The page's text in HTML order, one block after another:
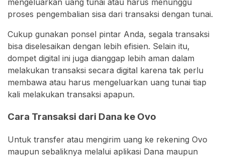
mengeluarkan uang tunai atau harus menunggu
proses pengembalian sisa dari transaksi dengan tunai.
Cukup gunakan ponsel pintar Anda, segala transaksi
bisa diselesaikan dengan lebih efisien. Selain itu,
dompet digital ini juga dianggap lebih aman dalam
melakukan transaksi secara digital karena tak perlu
membawa atau harus mengeluarkan uang tunai tiap
kali melakukan transaksi apapun.
Cara Transaksi dari Dana ke Ovo
Untuk transfer atau mengirim uang ke rekening Ovo
maupun sebaliknya melalui aplikasi Dana maupun